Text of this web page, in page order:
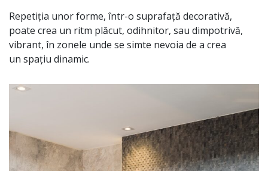
Repetiția unor forme, într-o suprafață decorativă,
poate crea un ritm plăcut, odihnitor, sau dimpotrivă,
vibrant, în zonele unde se simte nevoia de a crea
un spațiu dinamic.